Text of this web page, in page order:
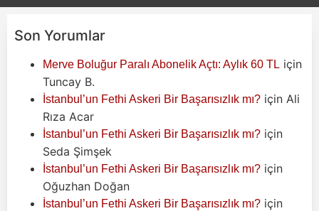
Son Yorumlar
Merve Boluğur Paralı Abonelik Açtı: Aylık 60 TL için
Tuncay B.
İstanbul’un Fethi Askeri Bir Başarısızlık mı? için Ali
Rıza Acar
İstanbul’un Fethi Askeri Bir Başarısızlık mı? için
Seda Şimşek
İstanbul’un Fethi Askeri Bir Başarısızlık mı? için
Oğuzhan Doğan
İstanbul’un Fethi Askeri Bir Başarısızlık mı? için